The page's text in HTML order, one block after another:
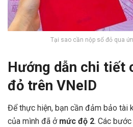
Tại sao cần nộp sổ đỏ qua
Hướng dẫn chi tiết
đỏ trên VNeID
Để thực hiện, bạn cần đảm bảo tài
của mình đã ở mức độ 2. Các